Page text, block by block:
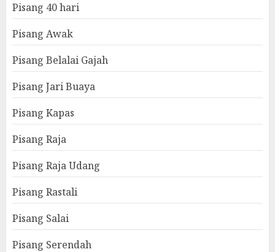
Pisang 40 hari
Pisang Awak
Pisang Belalai Gajah
Pisang Jari Buaya
Pisang Kapas
Pisang Raja
Pisang Raja Udang
Pisang Rastali
Pisang Salai
Pisang Serendah